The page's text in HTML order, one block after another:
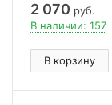
2 070 руб.
В наличии: 157
В корзину